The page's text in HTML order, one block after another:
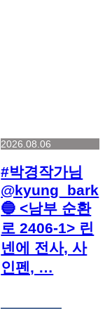
2026.08.06
#박경작가님
@kyung_bark
🔵 <남부 순환
로 2406-1> 린
넨에 전사, 사
인펜, …